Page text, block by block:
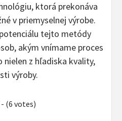
ktorá prekonáva
v priemyselnej výrobe.
tejto metódy
akým vnímame proces
nielen z hľadiska kvality,
výroby.
(6 votes)